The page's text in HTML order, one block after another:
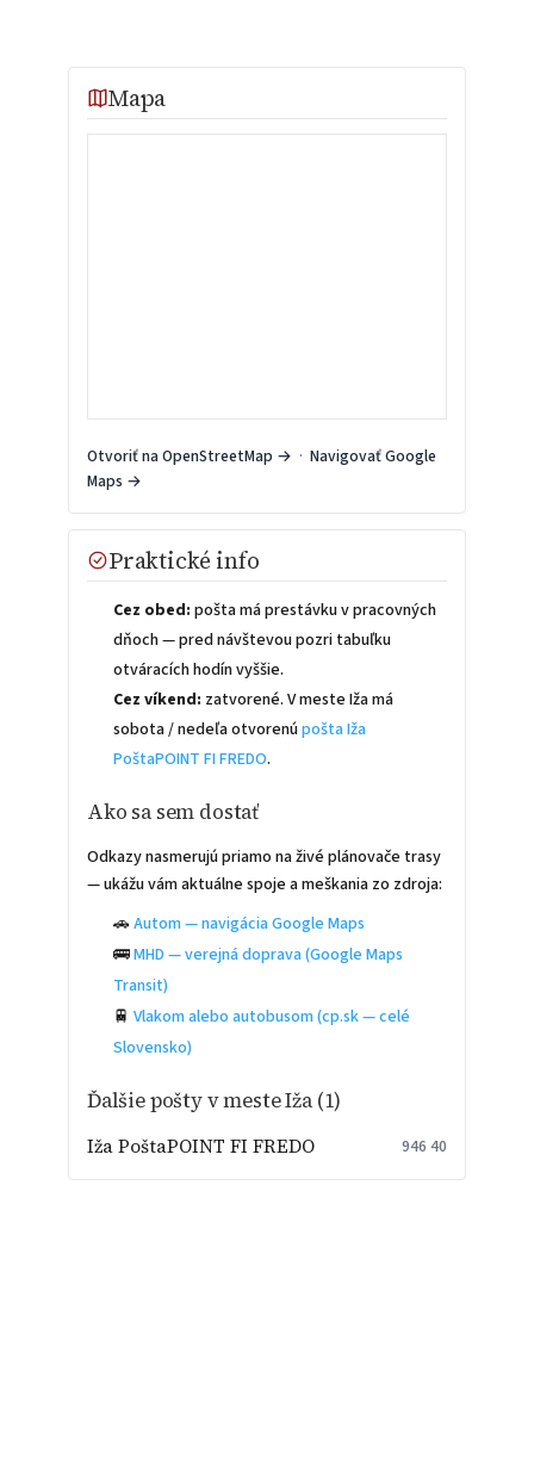
Mapa
Otvoriť na OpenStreetMap → · Navigovať Google
Maps →
Praktické info
Cez obed: pošta má prestávku v pracovných
dňoch — pred návštevou pozri tabuľku
otváracích hodín vyššie.
Cez víkend: zatvorené. V meste Iža má
sobota / nedeľa otvorenúpošta Iža
PoštaPOINT FI FREDO.
Ako sa sem dostať
Odkazy nasmerujú priamo na živé plánovače trasy
— ukážu vám aktuálne spoje a meškania zo zdroja:
🚗Autom — navigácia Google Maps
🚌MHD — verejná doprava (Google Maps
Transit)
🚆Vlakom alebo autobusom (cp.sk — celé
Slovensko)
Ďalšie pošty v meste Iža (1)
Iža PoštaPOINT FI FREDO 946 40